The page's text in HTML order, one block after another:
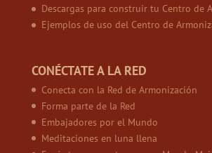
Descargas para construir tu Centro de
Ejemplos de uso del Centro de
CONÉCTATE A LA RED
Conecta con la Red de Armonización
Forma parte de la Red
Embajadores por el Mundo
Meditaciones en luna llena